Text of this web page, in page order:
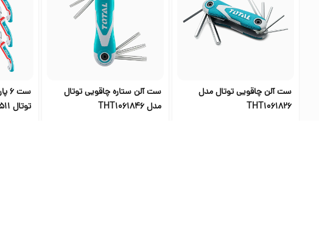
ست آلن چاقویی توتال مدل
THT1061826
ست آلن ستاره چاقویی توتال
مدل THT1061846
توتال THT1K 0511